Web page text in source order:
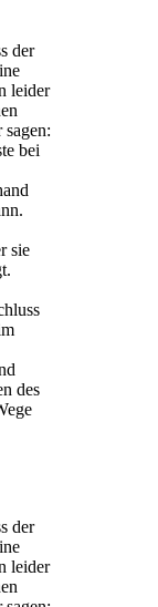
der
leider
bei
sie
des
der
leider